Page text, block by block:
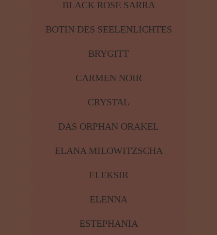
ELANA MILOWITZSCHA
ELEKSIR
ELENNA
ESTEPHANIA
GEMYNEE
HAYLÈA
HEHLIA
HEIKO
HELGA HEIM
HELLAH DE RUGES